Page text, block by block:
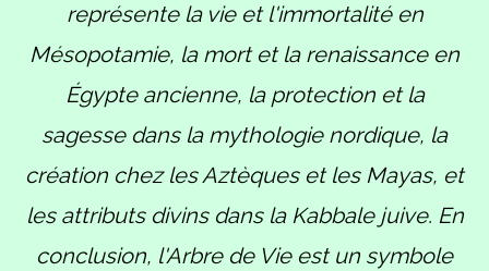
représente la vie et l'immortalité en
Mésopotamie, la mort et la renaissance en
Égypte ancienne, la protection et la
sagesse dans la mythologie nordique, la
création chez les Aztèques et les Mayas, et
les attributs divins dans la Kabbale juive. En
conclusion, l'Arbre de Vie est un symbole